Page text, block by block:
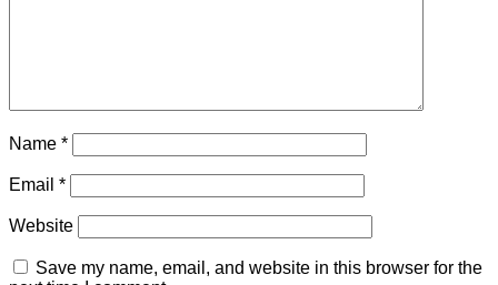
Name *
Email *
Website
Save my name, email, and website in this browser for the